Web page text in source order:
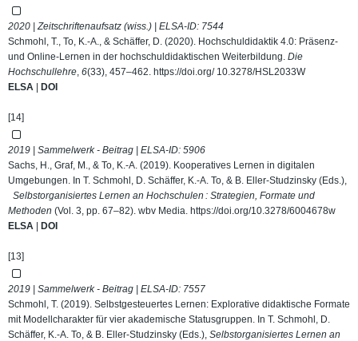
2020 | Zeitschriftenaufsatz (wiss.) | ELSA-ID: 7544
Schmohl, T., To, K.-A., & Schäffer, D. (2020). Hochschuldidaktik 4.0: Präsenz-
und Online-Lernen in der hochschuldidaktischen Weiterbildung. Die
Hochschullehre, 6(33), 457–462. https://doi.org/ 10.3278/HSL2033W
ELSA
DOI
[14]
2019 | Sammelwerk - Beitrag | ELSA-ID: 5906
Sachs, H., Graf, M., & To, K.-A. (2019). Kooperatives Lernen in digitalen
Umgebungen. In T. Schmohl, D. Schäffer, K.-A. To, & B. Eller-Studzinsky (Eds.),
Selbstorganisiertes Lernen an Hochschulen : Strategien, Formate und
Methoden (Vol. 3, pp. 67–82). wbv Media. https://doi.org/10.3278/6004678w
ELSA
DOI
[13]
2019 | Sammelwerk - Beitrag | ELSA-ID: 7557
Schmohl, T. (2019). Selbstgesteuertes Lernen: Explorative didaktische Formate
mit Modellcharakter für vier akademische Statusgruppen. In T. Schmohl, D.
Schäffer, K.-A. To, & B. Eller-Studzinsky (Eds.), Selbstorganisiertes Lernen an